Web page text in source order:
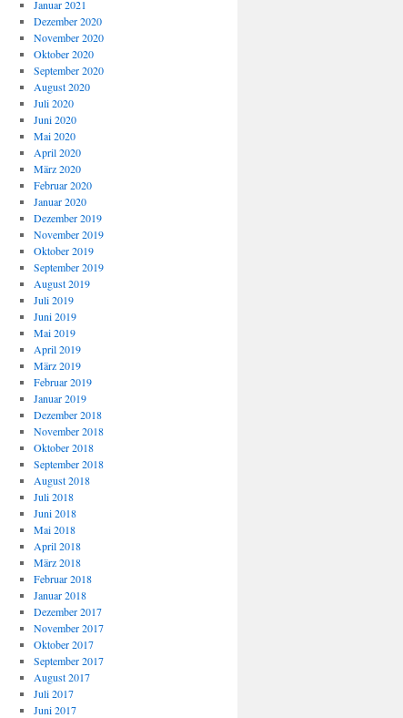
Januar 2021
Dezember 2020
November 2020
Oktober 2020
September 2020
August 2020
Juli 2020
Juni 2020
Mai 2020
April 2020
März 2020
Februar 2020
Januar 2020
Dezember 2019
November 2019
Oktober 2019
September 2019
August 2019
Juli 2019
Juni 2019
Mai 2019
April 2019
März 2019
Februar 2019
Januar 2019
Dezember 2018
November 2018
Oktober 2018
September 2018
August 2018
Juli 2018
Juni 2018
Mai 2018
April 2018
März 2018
Februar 2018
Januar 2018
Dezember 2017
November 2017
Oktober 2017
September 2017
August 2017
Juli 2017
Juni 2017